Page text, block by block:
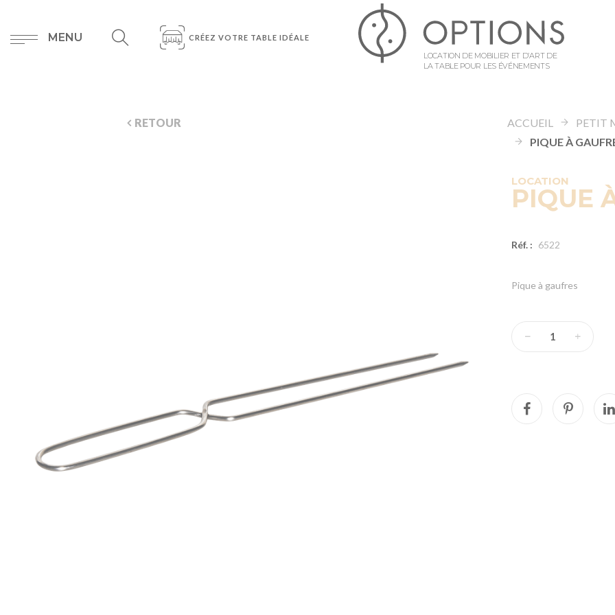
MENU CRÉEZ VOTRE TABLE IDÉALE
LOCATION DE MOBILIER ET D’ART DE
LA TABLE POUR LES ÉVÉNEMENTS
RETOUR ACCUEIL PETIT
PIQUE À
LOCATION
PIQUE
Réf. : 6522
Pique à gaufres